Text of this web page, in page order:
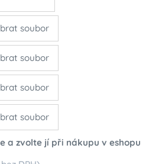
soubor
soubor
soubor
soubor
a zvolte jí při nákupu v eshopu